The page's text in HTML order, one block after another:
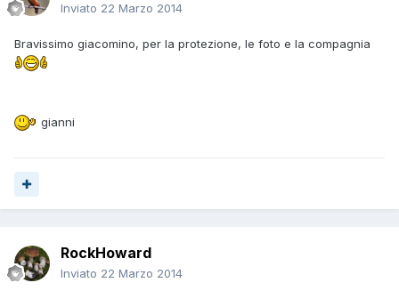
Inviato 22 Marzo 2014
Bravissimo giacomino, per la protezione, le foto e la compagnia
gianni
RockHoward
Inviato 22 Marzo 2014